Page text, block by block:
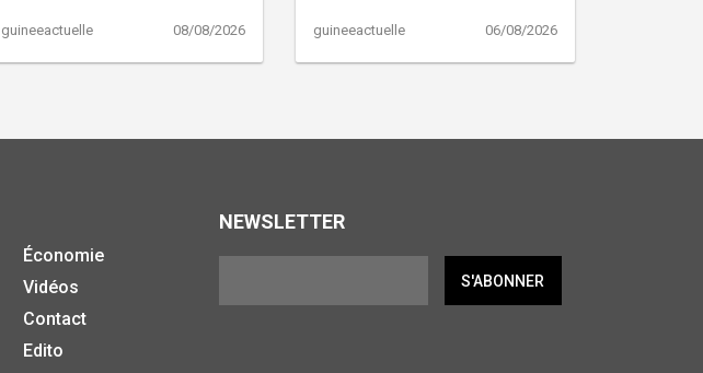
guineeactuelle 08/08/2026 guineeactuelle 06/08/2026
Économie
Vidéos
Contact
Edito
NEWSLETTER
S'ABONNER